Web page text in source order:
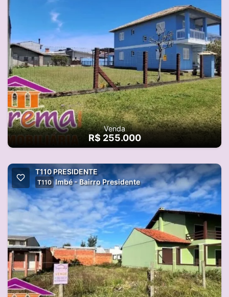
Venda
R$ 255.000
T110 PRESIDENTE
T110 Imbé - Bairro Presidente